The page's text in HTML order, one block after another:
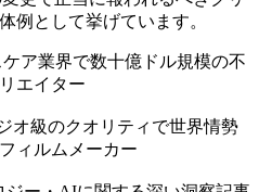
例として挙げています。
ア業界で数十億ドル規模の不
エイター
オ級のクオリティで世界情勢
ィルムメーカー